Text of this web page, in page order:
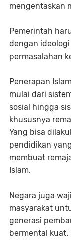
mengentaskan
Pemerintah
dengan
permasalahan
Penerapan
mulai dari
sosial hingga
khususnya
Yang bisa
pendidikan
membuat
Islam.
Negara juga
masyarakat
generasi
bermental kuat.